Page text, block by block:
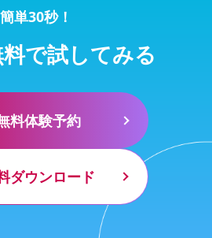
簡単30秒！
で試してみる
料体験予約
ダウンロード